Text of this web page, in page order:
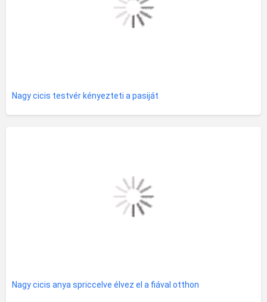
Nagy cicis testvér kényezteti a pasiját
Nagy cicis anya spriccelve élvez el a fiával otthon